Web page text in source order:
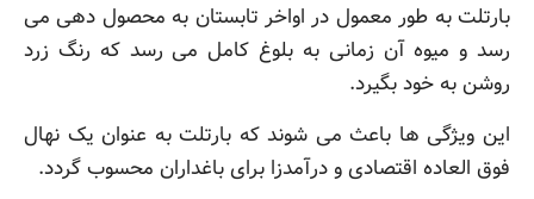
بارتلت به طور معمول در اواخر تابستان به محصول دهی می
رسد و میوه آن زمانی به بلوغ کامل می رسد که رنگ زرد
روشن به خود بگیرد.
این ویژگی ها باعث می شوند که بارتلت به عنوان یک نهال
فوق العاده اقتصادی و درآمدزا برای باغداران محسوب گردد.